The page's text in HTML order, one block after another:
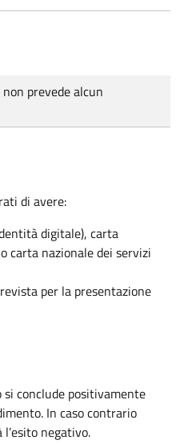
prevede alcun
di avere:
digitale), carta
carta nazionale dei servizi
per la presentazione
conclude positivamente
In caso contrario
negativo.